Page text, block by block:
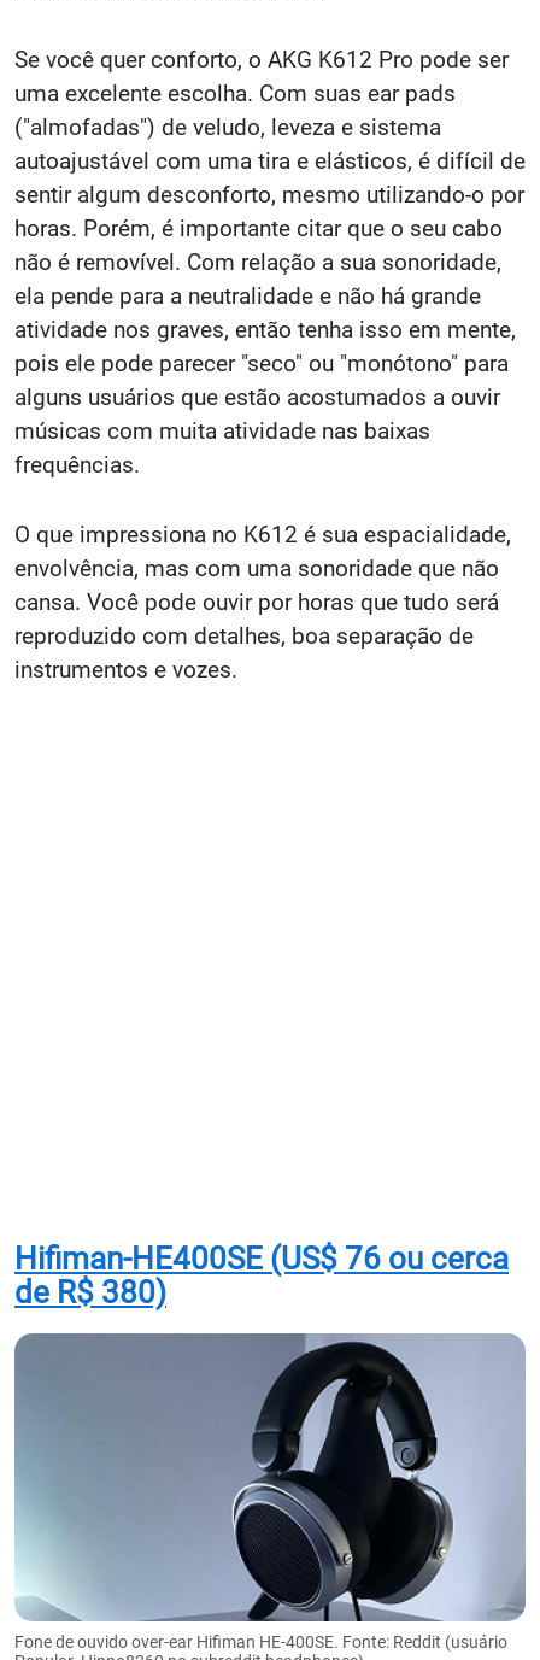
Se você quer conforto, o AKG K612 Pro pode ser
uma excelente escolha. Com suas ear pads
("almofadas") de veludo, leveza e sistema
autoajustável com uma tira e elásticos, é difícil de
sentir algum desconforto, mesmo utilizando-o por
horas. Porém, é importante citar que o seu cabo
não é removível. Com relação a sua sonoridade,
ela pende para a neutralidade e não há grande
atividade nos graves, então tenha isso em mente,
pois ele pode parecer "seco" ou "monótono" para
alguns usuários que estão acostumados a ouvir
músicas com muita atividade nas baixas
frequências.
O que impressiona no K612 é sua espacialidade,
envolvência, mas com uma sonoridade que não
cansa. Você pode ouvir por horas que tudo será
reproduzido com detalhes, boa separação de
instrumentos e vozes.
Hifiman-HE400SE (US$ 76 ou cerca
de R$ 380)
Fone de ouvido over-ear Hifiman HE-400SE. Fonte: Reddit (usuário